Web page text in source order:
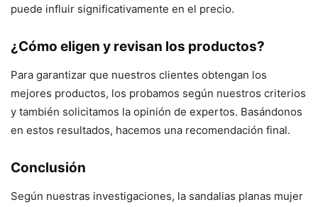
puede influir significativamente en el precio.
¿Cómo eligen y revisan los productos?
Para garantizar que nuestros clientes obtengan los
mejores productos, los probamos según nuestros criterios
y también solicitamos la opinión de expertos. Basándonos
en estos resultados, hacemos una recomendación final.
Conclusión
Según nuestras investigaciones, la sandalias planas mujer